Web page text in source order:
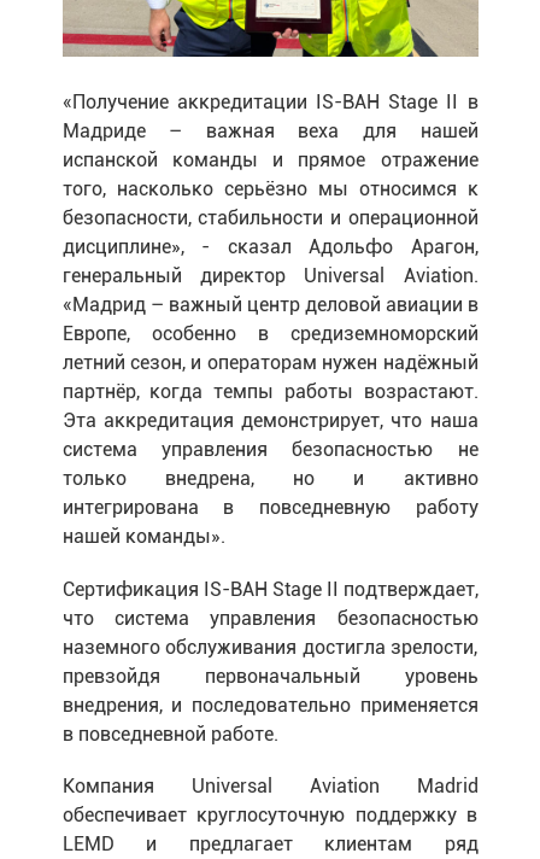
«Получение аккредитации IS-BAH Stage II в
Мадриде – важная веха для нашей
испанской команды и прямое отражение
того, насколько серьёзно мы относимся к
безопасности, стабильности и операционной
дисциплине», - сказал Адольфо Арагон,
генеральный директор Universal Aviation.
«Мадрид – важный центр деловой авиации в
Европе, особенно в средиземноморский
летний сезон, и операторам нужен надёжный
партнёр, когда темпы работы возрастают.
Эта аккредитация демонстрирует, что наша
система управления безопасностью не
только внедрена, но и активно
интегрирована в повседневную работу
нашей команды».
Сертификация IS-BAH Stage II подтверждает,
что система управления безопасностью
наземного обслуживания достигла зрелости,
превзойдя первоначальный уровень
внедрения, и последовательно применяется
в повседневной работе.
Компания Universal Aviation Madrid
обеспечивает круглосуточную поддержку в
LEMD и предлагает клиентам ряд